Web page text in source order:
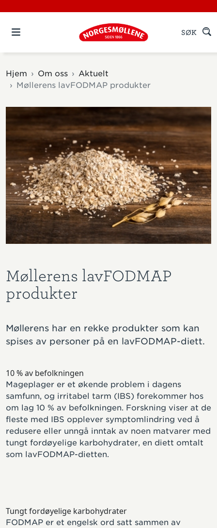
SØK
Hjem Om oss
Aktuelt
Møllerens lavFODMAP produkter
Møllerens lavFODMAP
produkter
Møllerens har en rekke produkter som kan
spises av personer på en lavFODMAP-diett.
10 % av befolkningen
Mageplager er et økende problem i dagens
samfunn, og irritabel tarm (IBS) forekommer hos
om lag 10 % av befolkningen. Forskning viser at de
fleste med IBS opplever symptomlindring ved å
redusere eller unngå inntak av noen matvarer med
tungt fordøyelige karbohydrater, en diett omtalt
som lavFODMAP-dietten.
Tungt fordøyelige karbohydrater
FODMAP er et engelsk ord satt sammen av